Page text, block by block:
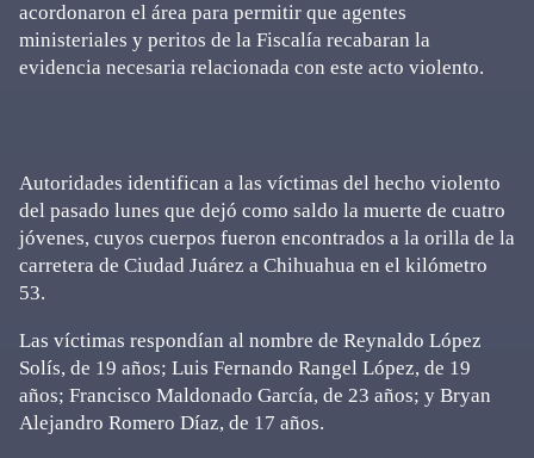
acordonaron el área para permitir que agentes
ministeriales y peritos de la Fiscalía recabaran la
evidencia necesaria relacionada con este acto violento.
Autoridades identifican a las víctimas del hecho violento
del pasado lunes que dejó como saldo la muerte de cuatro
jóvenes, cuyos cuerpos fueron encontrados a la orilla de la
carretera de Ciudad Juárez a Chihuahua en el kilómetro
53.
Las víctimas respondían al nombre de Reynaldo López
Solís, de 19 años; Luis Fernando Rangel López, de 19
años; Francisco Maldonado García, de 23 años; y Bryan
Alejandro Romero Díaz, de 17 años.